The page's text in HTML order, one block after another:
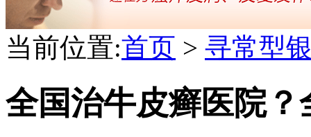
当前位置:首页 > 寻常型
全国治牛皮癣医院